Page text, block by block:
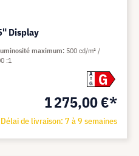
Display
A
G
G
1 275,00 €*
Délai de livraison: 7 à 9 semaines
maximum 500 cd/m²
:1